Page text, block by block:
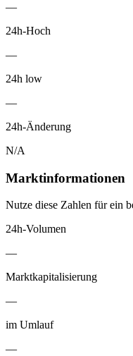
—
24h-Hoch
—
24h low
—
24h-Änderung
N/A
Marktinformationen
Nutze diese Zahlen für ein
24h-Volumen
—
Marktkapitalisierung
—
im Umlauf
—